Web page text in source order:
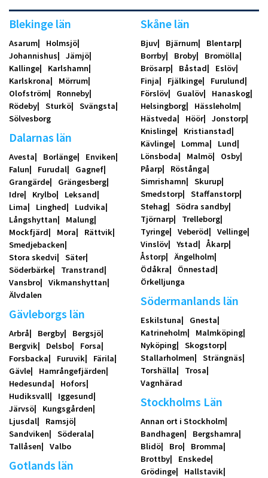
Blekinge län
Asarum
Holmsjö
Johannishus
Jämjö
Kallinge
Karlshamn
Karlskrona
Mörrum
Olofström
Ronneby
Rödeby
Sturkö
Svängsta
Sölvesborg
Dalarnas län
Avesta Borlänge
Enviken
Falun
Furudal
Gagnef
Grangärde
Grängesberg
Idre
Krylbo
Leksand
Lima
Linghed
Ludvika
Långshyttan
Malung
Mockfjärd
Mora
Rättvik
Smedjebacken
Stora skedvi
Säter
Söderbärke
Transtrand
Vansbro
Vikmanshyttan
Älvdalen
Gävleborgs län
Arbrå Bergby
Bergsjö
Bergvik
Delsbo
Forsa
Forsbacka
Furuvik
Färila
Gävle
Hamrångefjärden
Hedesunda
Hofors
Hudiksvall
Iggesund
Järvsö
Kungsgården
Ljusdal
Ramsjö
Sandviken
Söderala
Tallåsen
Valbo
Gotlands län
Skåne län
Bjuv Bjärnum
Blentarp
Borrby
Broby
Bromölla
Brösarp
Båstad
Eslöv
Finja
Fjälkinge
Furulund
Förslöv
Gualöv
Hanaskog
Helsingborg
Hässleholm
Hästveda
Höör
Jonstorp
Knislinge
Kristianstad
Kävlinge
Lomma
Lund
Lönsboda
Malmö
Osby
Påarp
Röstånga
Simrishamn
Skurup
Smedstorp
Staffanstorp
Stehag
Södra sandby
Tjörnarp
Trelleborg
Tyringe
Veberöd
Vellinge
Vinslöv
Ystad
Åkarp
Åstorp
Ängelholm
Ödåkra
Önnestad
Örkelljunga
Södermanlands län
Eskilstuna
Gnesta
Katrineholm
Malmköping
Nyköping
Skogstorp
Stallarholmen
Strängnäs
Torshälla
Trosa
Vagnhärad
Stockholms Län
Annan ort i Stockholm
Bandhagen
Bergshamra
Blidö
Bro
Bromma
Brottby
Enskede
Grödinge
Hallstavik